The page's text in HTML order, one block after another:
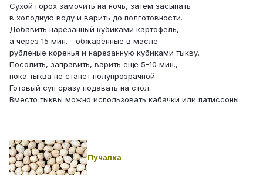
Сухой горох замочить на ночь, затем засыпать
в холодную воду и варить до полготовности.
Добавить нарезанный кубиками картофель,
а через 15 мин. - обжаренные в масле
рубленые коренья и нарезанную кубиками тыкву.
Посолить, заправить, варить еще 5-10 мин.,
пока тыква не станет полупрозрачной.
Готовый суп сразу подавать на стол.
Вместо тыквы можно использовать кабачки или патиссоны.
Пучалка